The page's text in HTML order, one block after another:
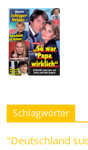
Schlagwörter
"Deutschland